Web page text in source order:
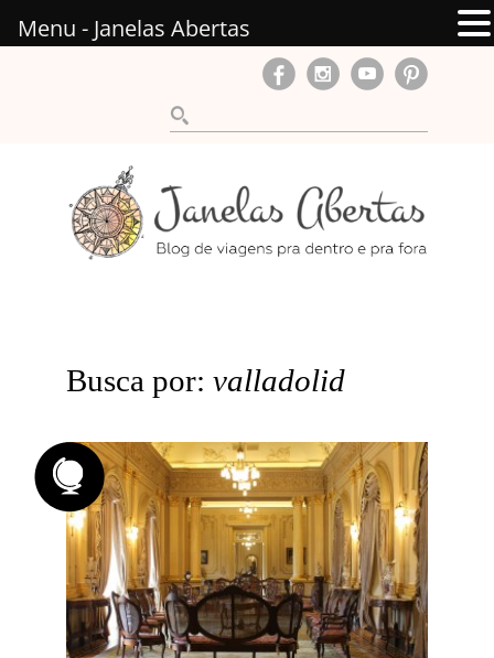
Busca por: valladolid
Menu - Janelas Abertas